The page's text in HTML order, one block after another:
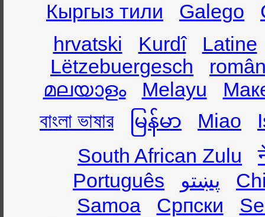
Кыргыз тили
Galego
hrvatski
Kurdî
Latine
Lëtzebuergesch
മലയാളം
Melayu
বাংলা ভাষার
မြန်မာ Miao
South African Zulu
Português
پښتو
Samoa
Српски